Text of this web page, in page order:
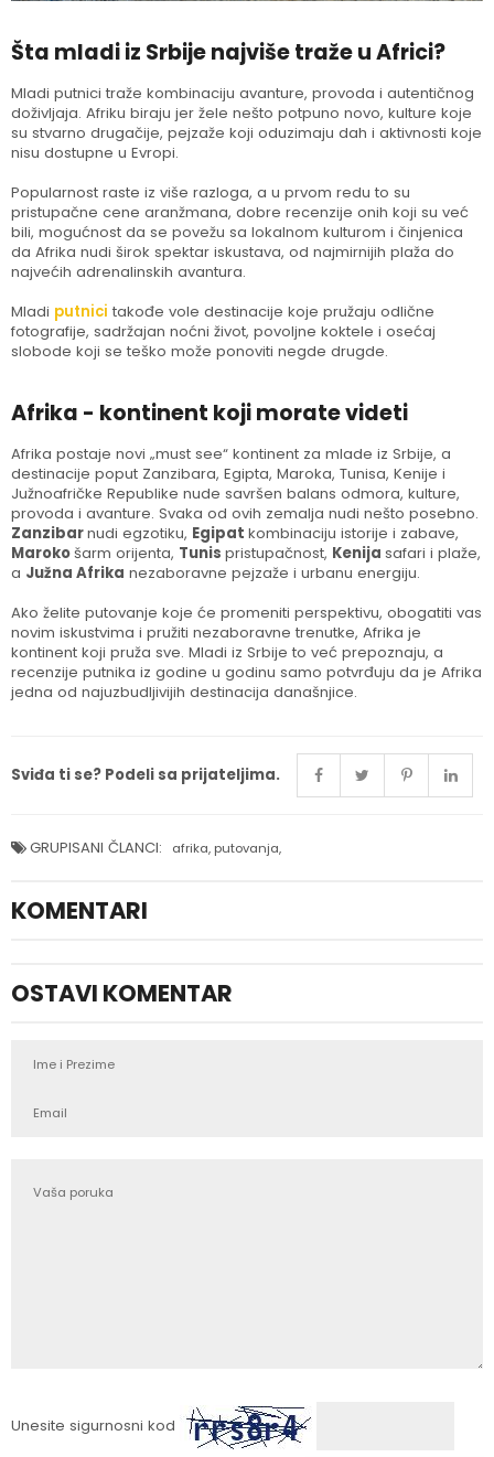
Šta mladi iz Srbije najviše traže u Africi?
Mladi putnici traže kombinaciju avanture, provoda i autentičnog
doživljaja. Afriku biraju jer žele nešto potpuno novo, kulture koje
su stvarno drugačije, pejzaže koji oduzimaju dah i aktivnosti koje
nisu dostupne u Evropi.
Popularnost raste iz više razloga, a u prvom redu to su
pristupačne cene aranžmana, dobre recenzije onih koji su već
bili, mogućnost da se povežu sa lokalnom kulturom i činjenica
da Afrika nudi širok spektar iskustava, od najmirnijih plaža do
najvećih adrenalinskih avantura.
Mladi putnici takođe vole destinacije koje pružaju odlične
fotografije, sadržajan noćni život, povoljne koktele i osećaj
slobode koji se teško može ponoviti negde drugde.
Afrika - kontinent koji morate videti
Afrika postaje novi „must see“ kontinent za mlade iz Srbije, a
destinacije poput Zanzibara, Egipta, Maroka, Tunisa, Kenije i
Južnoafričke Republike nude savršen balans odmora, kulture,
provoda i avanture. Svaka od ovih zemalja nudi nešto posebno.
Zanzibarnudi egzotiku, Egipat kombinaciju istorije i zabave,
Marokošarm orijenta, Tunis pristupačnost, Kenija safari i plaže,
a Južna Afrika nezaboravne pejzaže i urbanu energiju.
Ako želite putovanje koje će promeniti perspektivu, obogatiti vas
novim iskustvima i pružiti nezaboravne trenutke, Afrika je
kontinent koji pruža sve. Mladi iz Srbije to već prepoznaju, a
recenzije putnika iz godine u godinu samo potvrđuju da je Afrika
jedna od najuzbudljivijih destinacija današnjice.
Sviđa ti se? Podeli sa prijateljima.
GRUPISANI ČLANCI: afrika, putovanja,
KOMENTARI
OSTAVI KOMENTAR
Unesite sigurnosni kod